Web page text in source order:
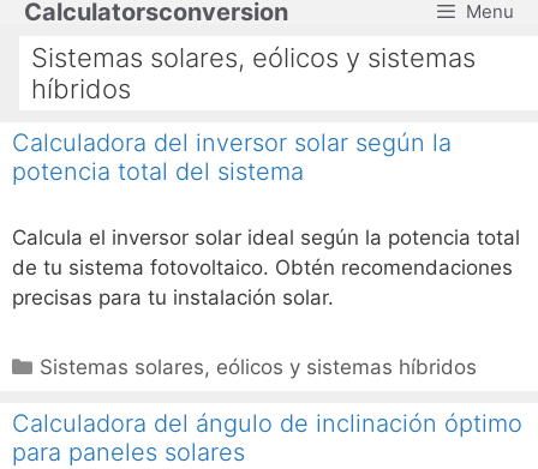
Saltar
contenido
Calculatorsconversion Menu
Sistemas solares, eólicos y sistemas
híbridos
Calculadora del inversor solar según la
potencia total del sistema
Calcula el inversor solar ideal según la potencia total
de tu sistema fotovoltaico. Obtén recomendaciones
precisas para tu instalación solar.
Categorías
Sistemas solares, eólicos y sistemas híbridos
Calculadora del ángulo de inclinación óptimo
para paneles solares